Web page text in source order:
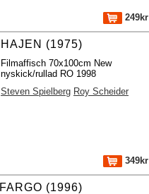
249kr
HAJEN (1975)
Filmaffisch 70x100cm New
nyskick/rullad RO 1998
Steven Spielberg Roy Scheider
349kr
FARGO (1996)